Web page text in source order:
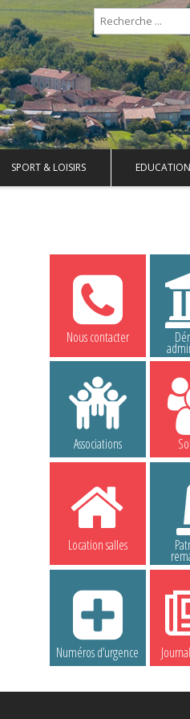
SPORT & LOISIRS EDUCATION
Nous contacter
Associations
Location salles
Numéros d’urgence